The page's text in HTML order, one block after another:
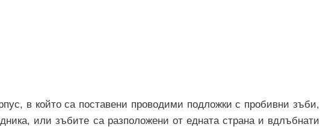
в който са поставени проводими подложки с пробивни зъби,
или зъбите са разположени от едната страна и вдлъбнати